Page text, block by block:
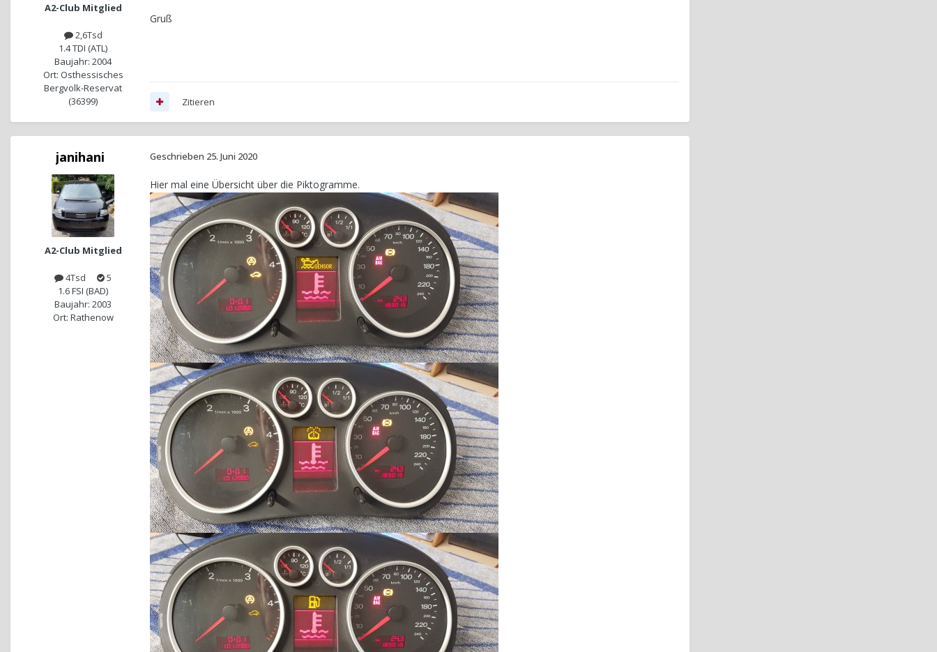
A2-Club Mitglied
2,6Tsd
1.4 TDI (ATL)
Baujahr: 2004
Ort: Osthessisches
Bergvolk-Reservat
(36399)
Gruß
Zitieren
janihani
A2-Club Mitglied
4Tsd
5
1.6 FSI (BAD)
Baujahr: 2003
Ort: Rathenow
Geschrieben 25. Juni 2020
Hier mal eine Übersicht über die Piktogramme.